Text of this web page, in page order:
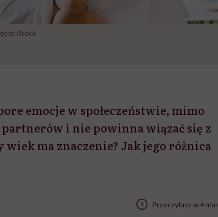
iStock
emocje w społeczeństwie, mimo
i nie powinna wiązać się z
ma znaczenie? Jak jego różnica
Przeczytasz w 4 min